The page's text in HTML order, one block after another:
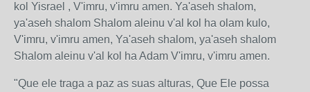
kol Yisrael , V'imru, v'imru amen. Ya'aseh shalom,
ya'aseh shalom Shalom aleinu v'al kol ha olam kulo,
V'imru, v'imru amen, Ya'aseh shalom, ya'aseh shalom
Shalom aleinu v'al kol ha Adam V'imru, v'imru amen.
"Que ele traga a paz as suas alturas, Que Ele possa